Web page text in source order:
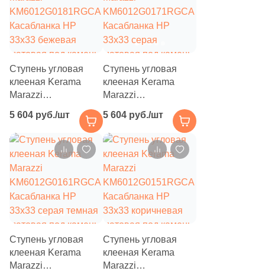
Ступень угловая
клееная Kerama
Marazzi
KM6012G0181RGCA
Касабланка HP
33x33 бежевая
матовая под камень
5 604 руб./шт
Ступень угловая
клееная Kerama
Marazzi
KM6012G0171RGCA
Касабланка HP
33x33 серая
матовая под камень
5 604 руб./шт
Ступень угловая
клееная Kerama
Marazzi
Ступень угловая
клееная Kerama
Marazzi